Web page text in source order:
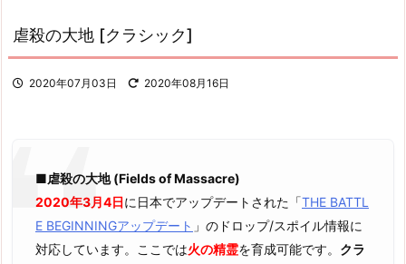
虐殺の大地 [クラシック]
2020年07月03日 2020年08月16日
■虐殺の大地 (Fields of Massacre)
2020年3月4日に日本でアップデートされた「THE BATTL
E BEGINNINGアップデート 」のドロップ/スポイル情報に
対応しています。ここでは火の精霊を育成可能です。 クラ